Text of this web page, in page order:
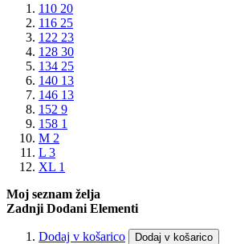
110 20
116 25
122 23
128 30
134 25
140 13
146 13
152 9
158 1
M 2
L 3
XL 1
Moj seznam želja
Zadnji Dodani Elementi
Dodaj v košarico Dodaj v košarico